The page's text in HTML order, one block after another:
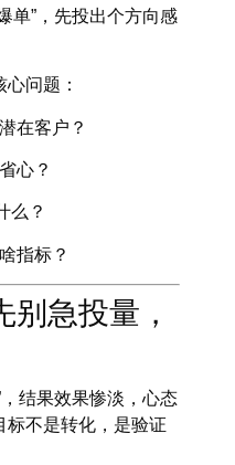
单”，先投出个方向感
问题：
在客户？
心？
么？
指标？
急投量，
结果效果惨淡，心态
标不是转化，是验证